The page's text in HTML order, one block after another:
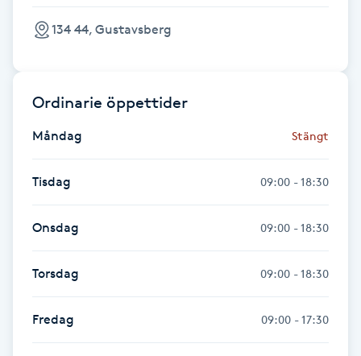
Frekvensterapi
Funktionsanalys
134 44, Gustavsberg
Ordinarie öppettider
Måndag Stängt
Tisdag 09:00 - 18:30
Onsdag 09:00 - 18:30
Torsdag 09:00 - 18:30
Fredag 09:00 - 17:30